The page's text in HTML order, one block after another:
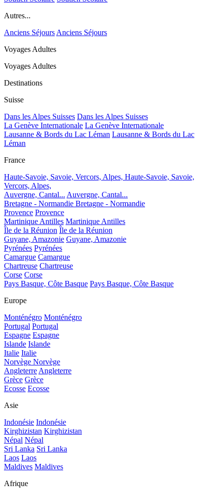
Autres...
Anciens Séjours Anciens Séjours
Voyages Adultes
Voyages Adultes
Destinations
Suisse
Dans les Alpes Suisses Dans les Alpes Suisses
La Genève Internationale La Genève Internationale
Lausanne & Bords du Lac Léman Lausanne & Bords du Lac
Léman
France
Haute-Savoie, Savoie, Vercors, Alpes, Haute-Savoie, Savoie,
Vercors, Alpes,
Auvergne, Cantal... Auvergne, Cantal...
Bretagne - Normandie Bretagne - Normandie
Provence Provence
Martinique Antilles Martinique Antilles
Île de la Réunion Île de la Réunion
Guyane, Amazonie Guyane, Amazonie
Pyrénées Pyrénées
Camargue Camargue
Chartreuse Chartreuse
Corse Corse
Pays Basque, Côte Basque Pays Basque, Côte Basque
Europe
Monténégro Monténégro
Portugal Portugal
Espagne Espagne
Islande Islande
Italie Italie
Norvège Norvège
Angleterre Angleterre
Grèce Grèce
Ecosse Ecosse
Asie
Indonésie Indonésie
Kirghizistan Kirghizistan
Népal Népal
Sri Lanka Sri Lanka
Laos Laos
Maldives Maldives
Afrique